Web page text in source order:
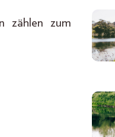
zählen zum